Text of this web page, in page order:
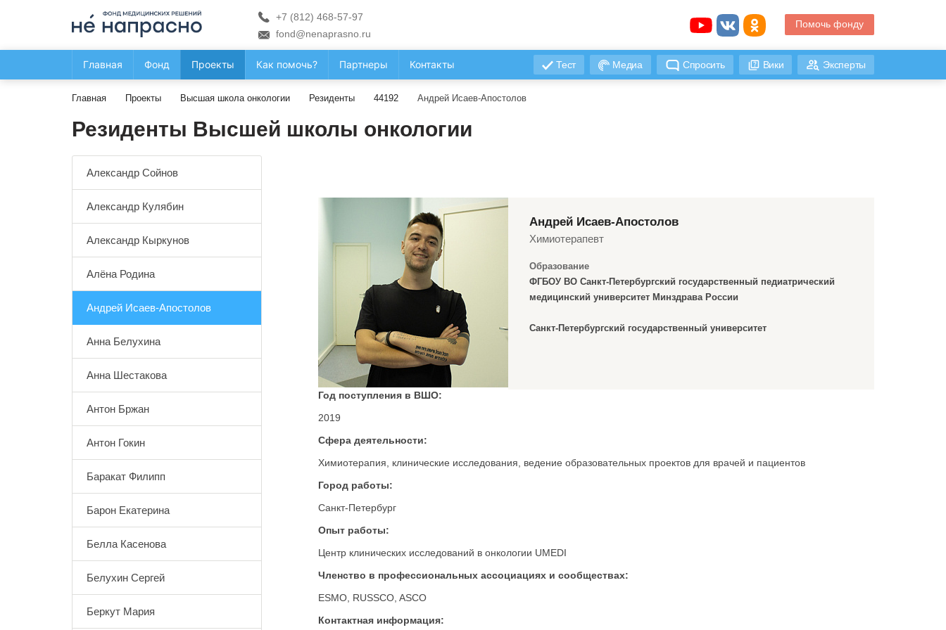
+7 (812) 468-57-97
fond@nenaprasno.ru
Помочь фонду
Главная Фонд Проекты Как помочь? Партнеры Контакты Тест Медиа Спросить Вики Эксперты
Главная Проекты Высшая школа онкологии Резиденты 44192 Андрей Исаев-Апостолов
Резиденты Высшей школы онкологии
Александр Сойнов
Александр Кулябин
Александр Кыркунов
Алёна Родина
Андрей Исаев-Апостолов
Анна Белухина
Анна Шестакова
Антон Бржан
Антон Гокин
Баракат Филипп
Барон Екатерина
Белла Касенова
Белухин Сергей
Беркут Мария
Андрей Исаев-Апостолов
Химиотерапевт
Образование
ФГБОУ ВО Санкт-Петербургский государственный педиатрический
медицинский университет Минздрава России
Санкт-Петербургский государственный университет
Год поступления в ВШО:
2019
Сфера деятельности:
Химиотерапия, клинические исследования, ведение образовательных проектов для врачей и пациентов
Город работы:
Санкт-Петербург
Опыт работы:
Центр клинических исследований в онкологии UMEDI
Членство в профессиональных ассоциациях и сообществах:
ESMO, RUSSCO, ASCO
Контактная информация: